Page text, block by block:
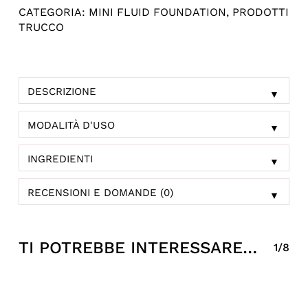
CATEGORIA: MINI FLUID FOUNDATION, PRODOTTI
TRUCCO
DESCRIZIONE ▼
MODALITÀ D'USO ▼
INGREDIENTI ▼
RECENSIONI E DOMANDE (0) ▼
TI POTREBBE INTERESSARE… 1/8